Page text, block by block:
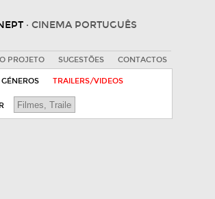
· CINEMA PORTUGUÊS
PROJETO SUGESTÕES CONTACTOS
GÉNEROS TRAILERS/VIDEOS